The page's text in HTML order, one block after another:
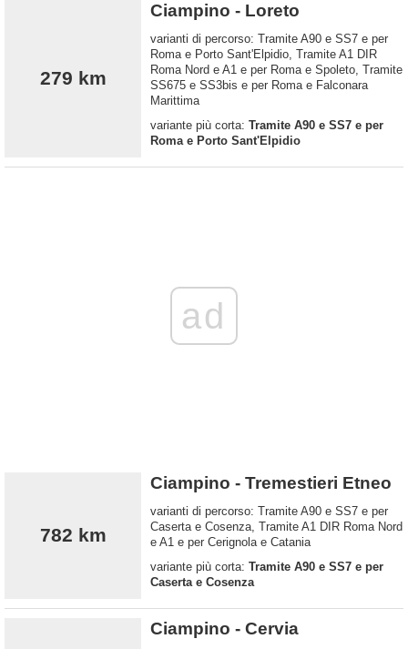
279 km
Ciampino - Loreto
varianti di percorso: Tramite A90 e SS7 e per
Roma e Porto Sant'Elpidio, Tramite A1 DIR
Roma Nord e A1 e per Roma e Spoleto, Tramite
SS675 e SS3bis e per Roma e Falconara
Marittima
variante più corta: Tramite A90 e SS7 e per
Roma e Porto Sant'Elpidio
ad
782 km
Ciampino - Tremestieri Etneo
varianti di percorso: Tramite A90 e SS7 e per
Caserta e Cosenza, Tramite A1 DIR Roma Nord
e A1 e per Cerignola e Catania
variante più corta: Tramite A90 e SS7 e per
Caserta e Cosenza
Ciampino - Cervia